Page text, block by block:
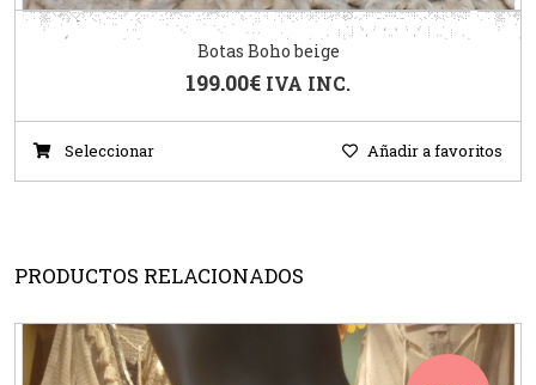
Botas Boho beige
199.00€ IVA INC.
Seleccionar Añadir a favoritos
PRODUCTOS RELACIONADOS